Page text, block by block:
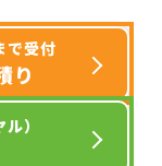
で受付
り
）